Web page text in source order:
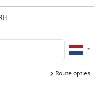
Route opties